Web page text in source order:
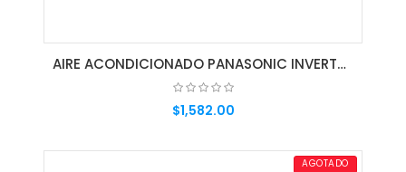
AIRE ACONDICIONADO PANASONIC INVERTER CS-PS36RKV-36000 BTU
$1,582.00
AGOTADO